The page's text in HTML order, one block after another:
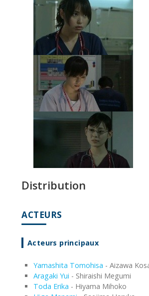
Distribution
ACTEURS
Acteurs principaux
Yamashita Tomohisa - Aizawa
Aragaki Yui - Shiraishi Megumi
Toda Erika - Hiyama Mihoko